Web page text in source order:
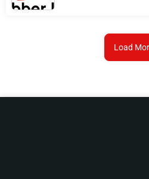
Load